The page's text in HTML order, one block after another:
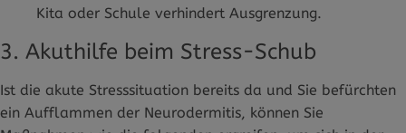
Kita oder Schule verhindert Ausgrenzung.
3. Akuthilfe beim Stress-Schub
Ist die akute Stresssituation bereits da und Sie befürchten
ein Aufflammen der Neurodermitis, können Sie